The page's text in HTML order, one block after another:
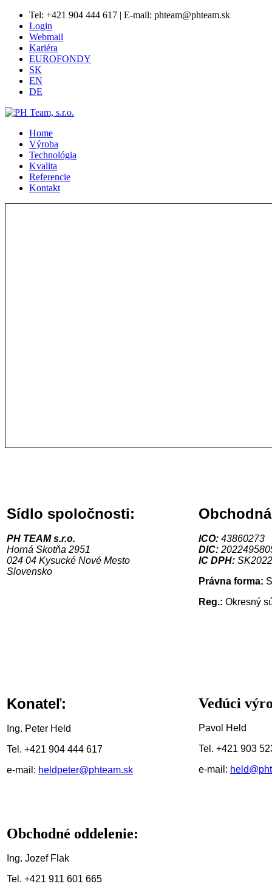
Tel: +421 904 444 617 | E-mail: phteam@phteam.sk
Login
Webmail
Kariéra
EUROFONDY
SK
EN
DE
Home
Výroba
Technológia
Kvalita
Referencie
Kontakt
Sídlo spoločnosti:
PH TEAM s.r.o.
Horná Skotňa 2951
024 04 Kysucké Nové Mesto
Slovensko
ICO: 43860273
DIC:
IC DPH:
Právna forma:
Reg.: Okresný
Konateľ:
Ing. Peter Held
Tel. +421 904 444 617
e-mail: heldpeter@phteam.sk
Vedúci
Pavol Held
Tel. +421 903
e-mail:
Obchodné oddelenie:
Ing. Jozef Flak
Tel. +421 911 601 665